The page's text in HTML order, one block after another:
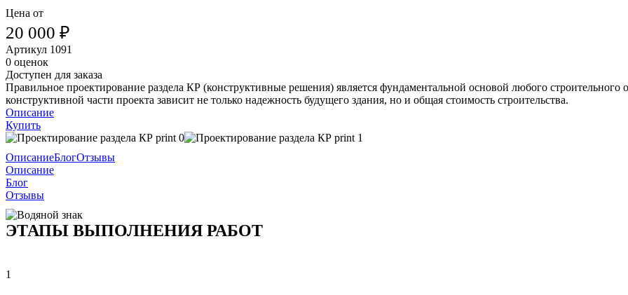
Цена от
20 000 ₽
Артикул 1091
0 оценок
Доступен для заказа
Правильное проектирование раздела КР (конструктивные решения) является фундаментальной основой любого строительного
конструктивной части проекта зависит не только надежность будущего здания, но и общая стоимость строительства.
Описание
Купить
ОписаниеБлогОтзывы
Описание
Блог
Отзывы
ЭТАПЫ ВЫПОЛНЕНИЯ РАБОТ
1